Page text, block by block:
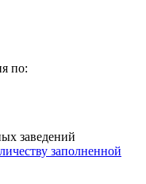
по:
заведений
заполненной